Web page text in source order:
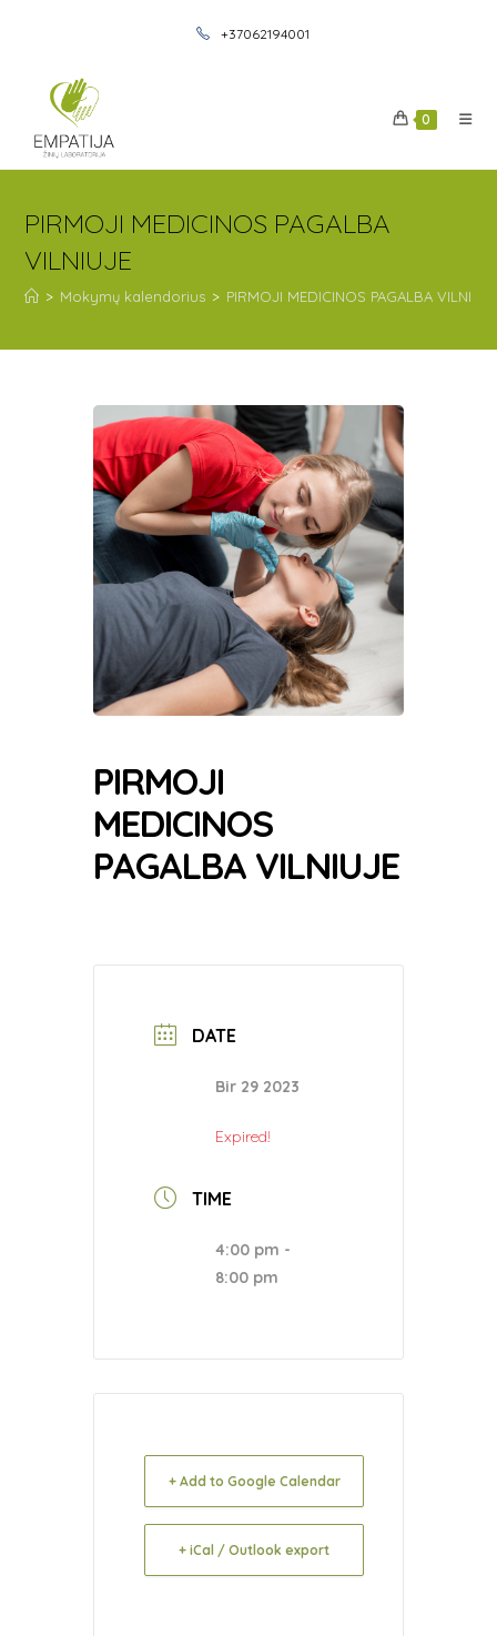
+37062194001
0
PIRMOJI MEDICINOS PAGALBA
VILNIUJE
> Mokymų kalendorius > PIRMOJI MEDICINOS PAGALBA VILNIUJE
PIRMOJI
MEDICINOS
PAGALBA VILNIUJE
DATE
Bir 29 2023
Expired!
TIME
4:00 pm -
8:00 pm
+ Add to Google Calendar
+ iCal / Outlook export